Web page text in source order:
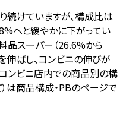
続けていますが、構成比は
へと緩やかに下がってい
品スーパー（26.6%から
ばし、コンビニの伸びが
ンビニ店内での商品別の構
は商品構成・PBのページで